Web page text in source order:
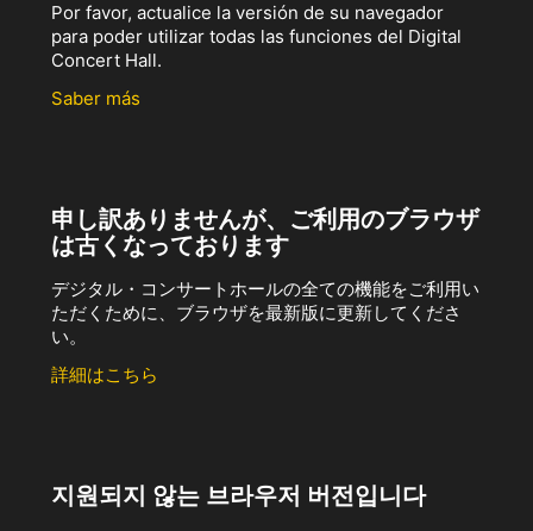
Por favor, actualice la versión de su navegador
para poder utilizar todas las funciones del Digital
Concert Hall.
Saber más
申し訳ありませんが、ご利用のブラウザ
は古くなっております
デジタル・コンサートホールの全ての機能をご利用い
ただくために、ブラウザを最新版に更新してくださ
い。
詳細はこちら
지원되지 않는 브라우저 버전입니다